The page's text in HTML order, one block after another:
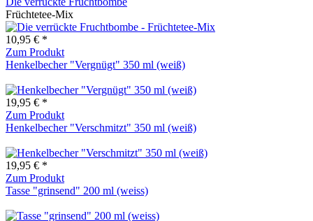
Früchtetee-Mix
10,95 € *
Zum Produkt
Henkelbecher "Vergnügt" 350 ml (weiß)
19,95 € *
Zum Produkt
Henkelbecher "Verschmitzt" 350 ml (weiß)
19,95 € *
Zum Produkt
Tasse "grinsend" 200 ml (weiss)